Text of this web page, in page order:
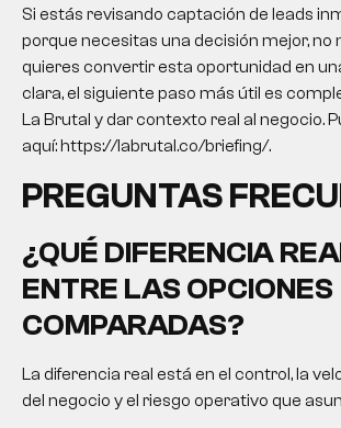
Si estás revisando captación de leads
porque necesitas una decisión mejor, no
quieres convertir esta oportunidad en
clara, el siguiente paso más útil es
La Brutal y dar contexto real al negocio.
aquí: https://labrutal.co/briefing/.
PREGUNTAS
¿QUÉ DIFERENCIA
ENTRE LAS OPCIONES
COMPARADAS?
La diferencia real está en el control, la
del negocio y el riesgo operativo que